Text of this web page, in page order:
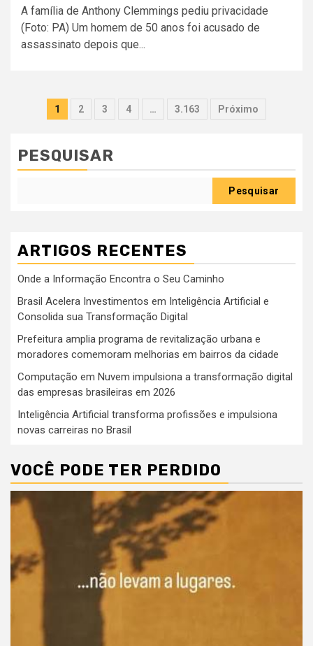
A família de Anthony Clemmings pediu privacidade
(Foto: PA) Um homem de 50 anos foi acusado de
assassinato depois que...
Paginação
conteúdos
1 2 3 4 … 3.163 Próximo
PESQUISAR
Pesquisar
ARTIGOS RECENTES
Onde a Informação Encontra o Seu Caminho
Brasil Acelera Investimentos em Inteligência Artificial e
Consolida sua Transformação Digital
Prefeitura amplia programa de revitalização urbana e
moradores comemoram melhorias em bairros da cidade
Computação em Nuvem impulsiona a transformação digital
das empresas brasileiras em 2026
Inteligência Artificial transforma profissões e impulsiona
novas carreiras no Brasil
VOCÊ PODE TER PERDIDO